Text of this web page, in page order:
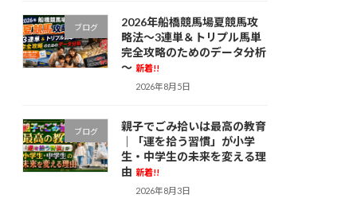
ブログ
2026年船橋競馬場夏競馬攻
略法～3連単＆トリプル馬単
完全攻略のためのデータ分析
～ 新着!!
2026年8月5日
ブログ
親子でごみ拾いは最高の教育
｜「運を拾う習慣」が小学
生・中学生の未来を変える理
由 新着!!
2026年8月3日